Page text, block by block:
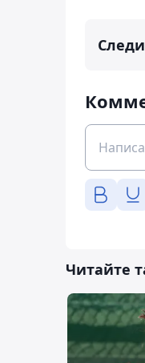
Читайте